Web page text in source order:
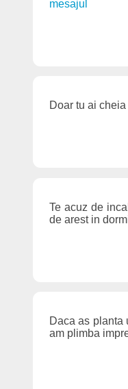
mesajul
Doar tu ai
Te acuz de
de arest in
Daca as planta
am plimba